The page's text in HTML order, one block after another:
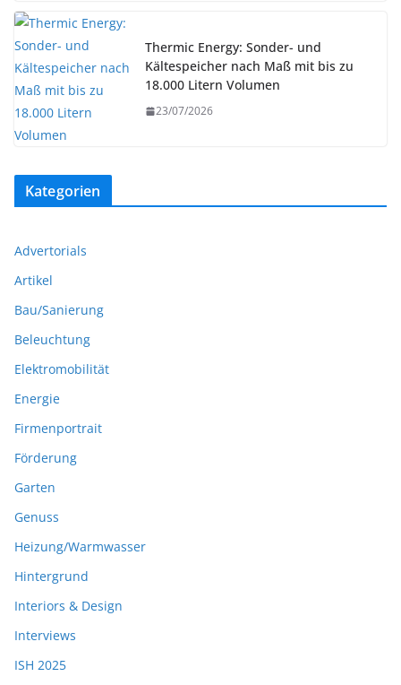
Thermic Energy: Sonder- und
Kältespeicher nach Maß mit bis zu
18.000 Litern Volumen
23/07/2026
Kategorien
Advertorials
Artikel
Bau/Sanierung
Beleuchtung
Elektromobilität
Energie
Firmenportrait
Förderung
Garten
Genuss
Heizung/Warmwasser
Hintergrund
Interiors & Design
Interviews
ISH 2025